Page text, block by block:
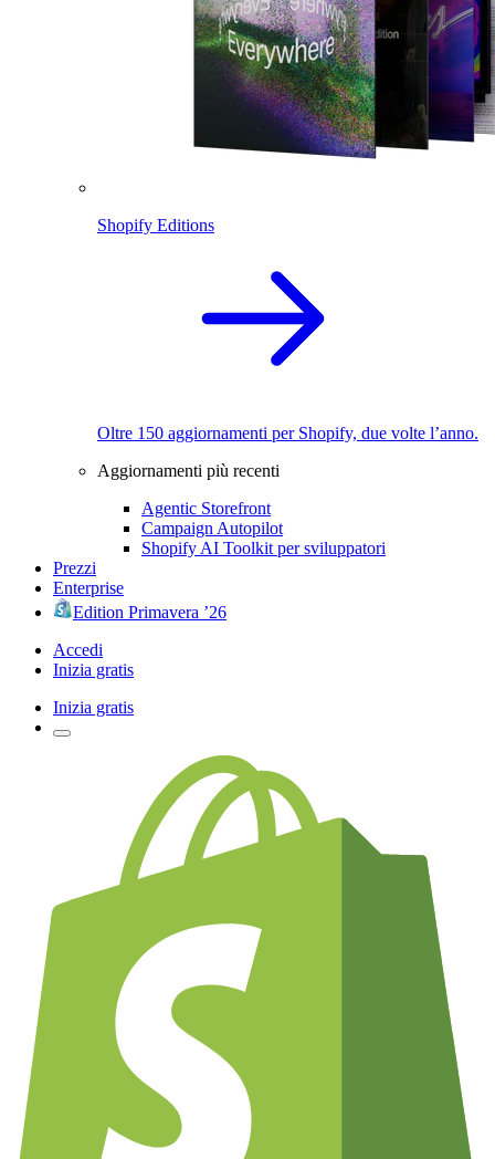
Shopify Editions
Oltre 150 aggiornamenti per Shopify, due volte l’anno.
Aggiornamenti più recenti
Agentic Storefront
Campaign Autopilot
Shopify AI Toolkit per sviluppatori
Prezzi
Enterprise
Edition Primavera ’26
Accedi
Inizia gratis
Inizia gratis